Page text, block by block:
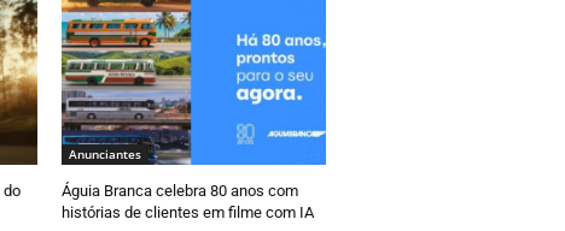
do
Anunciantes
Águia Branca celebra 80 anos com
histórias de clientes em filme com IA